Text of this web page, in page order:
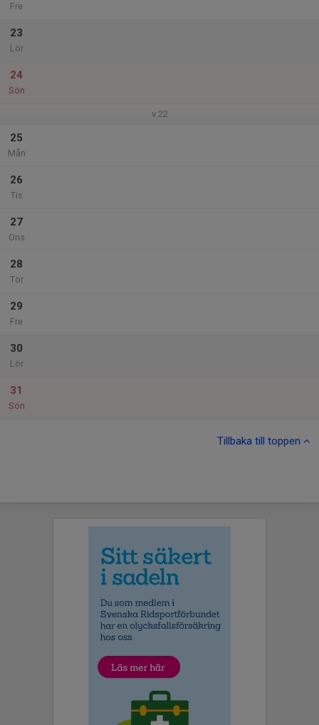
Fre
23
Lör
24
Sön
v.22
25
Mån
26
Tis
27
Ons
28
Tor
29
Fre
30
Lör
31
Sön
Tillbaka till toppen